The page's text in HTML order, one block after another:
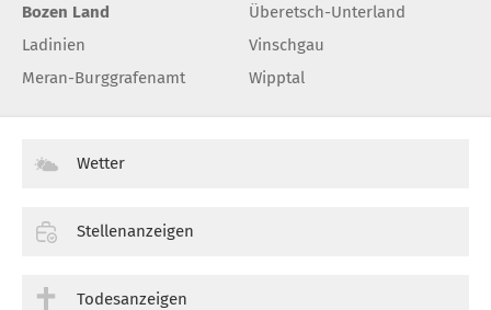
Bozen Land
Ladinien
Meran-Burggrafenamt
Überetsch-Unterland
Vinschgau
Wipptal
Wetter
Stellenanzeigen
Todesanzeigen